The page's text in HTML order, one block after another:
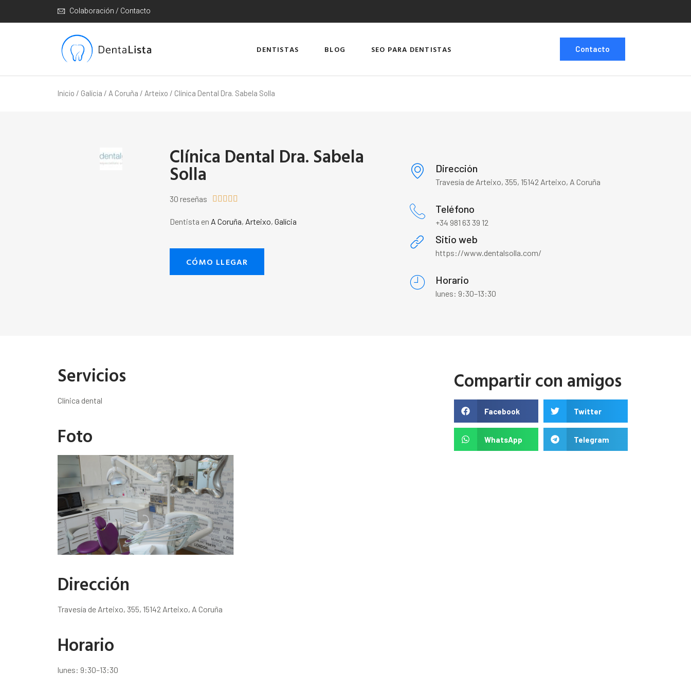
Colaboración / Contacto
DENTISTAS BLOG SEO PARA DENTISTAS Contacto
Inicio / Galícia / A Coruña / Arteixo / Clínica Dental Dra. Sabela Solla
Clínica Dental Dra. Sabela
Solla
30 reseñas     
Dentista en A Coruña, Arteixo,Galícia
CÓMO LLEGAR
Dirección
Travesía de Arteixo, 355, 15142 Arteixo, A Coruña
Teléfono
+34 981 63 39 12
Sitio web
https://www.dentalsolla.com/
Horario
lunes: 9:30–13:30
Servicios
Clínica dental
Foto
Dirección
Travesía de Arteixo, 355, 15142 Arteixo, A Coruña
Horario
lunes: 9:30–13:30
Compartir con amigos
Facebook Twitter
WhatsApp Telegram